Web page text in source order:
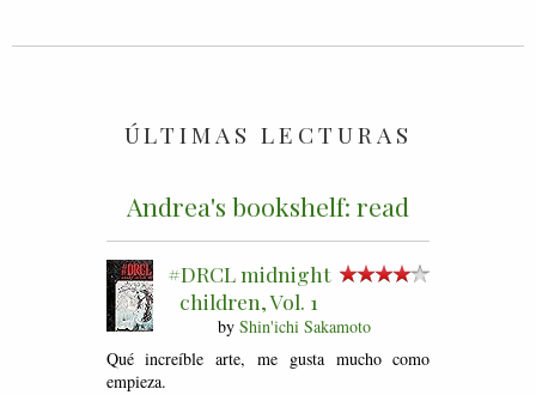
ÚLTIMAS LECTURAS
Andrea's bookshelf: read
#DRCL midnight
children, Vol. 1
by Shin'ichi Sakamoto
Qué increíble arte, me gusta mucho como
empieza.